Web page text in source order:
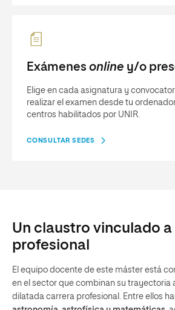
Exámenes online y/o
Elige en cada asignatura y
realizar el examen desde tu
centros habilitados por UNIR.
CONSULTAR SEDES
Un claustro vinculado a
profesional
El equipo docente de este máster está
en el sector que combinan su trayectoria
dilatada carrera profesional. Entre ellos